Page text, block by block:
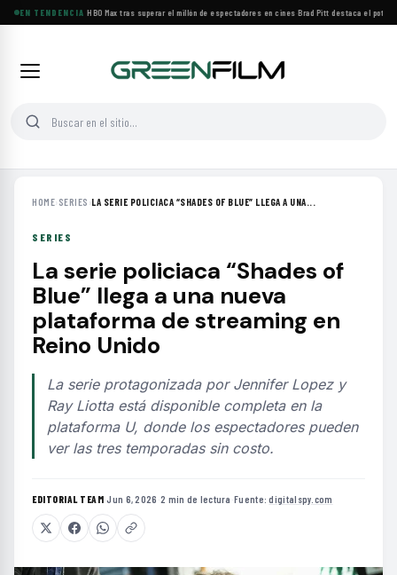
EN TENDENCIA
BACKROOMS llega a HBO Max tras superar el millón de espectadores en cines·Brad Pitt destaca el
HOME› SERIES ›LA SERIE POLICIACA “SHADES OF BLUE” LLEGA A UNA...
SERIES
La serie policiaca “Shades of
Blue” llega a una nueva
plataforma de streaming en
Reino Unido
La serie protagonizada por Jennifer Lopez y
Ray Liotta está disponible completa en la
plataforma U, donde los espectadores pueden
ver las tres temporadas sin costo.
EDITORIAL TEAM·Jun 6, 2026 ·2 min de lectura ·Fuente:digitalspy.com